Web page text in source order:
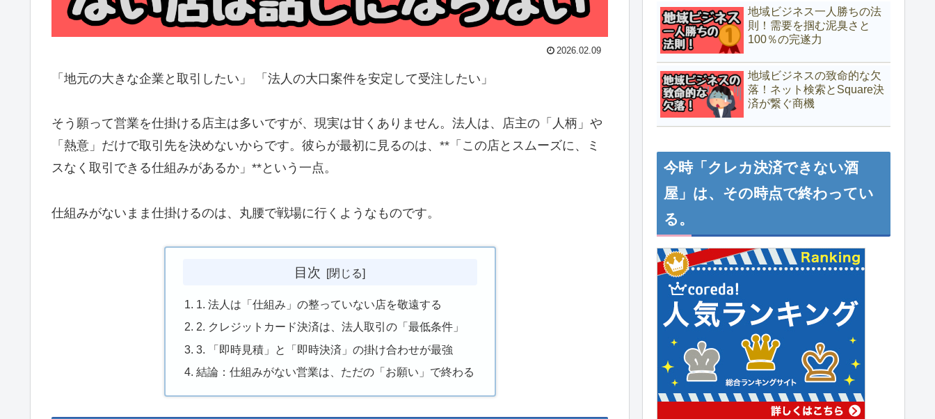
2026.02.09
「地元の大きな企業と取引したい」 「法人の大口案件を安定して受注したい」
そう願って営業を仕掛ける店主は多いですが、現実は甘くありません。法人は、店主の「人柄」や
「熱意」だけで取引先を決めないからです。彼らが最初に見るのは、**「この店とスムーズに、ミ
スなく取引できる仕組みがあるか」**という一点。
仕組みがないまま仕掛けるのは、丸腰で戦場に行くようなものです。
目次
1. 法人は「仕組み」の整っていない店を敬遠する
2. クレジットカード決済は、法人取引の「最低条件」
3. 「即時見積」と「即時決済」の掛け合わせが最強
結論：仕組みがない営業は、ただの「お願い」で終わる
地域ビジネス一人勝ちの法
則！需要を掴む泥臭さと
100％の完遂力
地域ビジネスの致命的な欠
落！ネット検索とSquare決
済が繋ぐ商機
今時「クレカ決済できない酒
屋」は、その時点で終わってい
る。